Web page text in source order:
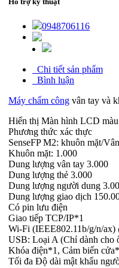
0948706116
Chi tiết sản phẩm
Bình luận
Máy chấm công vân tay và
Hiển thị Màn hình LCD
Phương thức xác thực
SenseFP M2: khuôn mặt/
Khuôn mặt: 1.000
Dung lượng vân tay 3.000
Dung lượng thẻ 3.000
Dung lượng người dung
Dung lượng giao dịch
Có pin lưu điện
Giao tiếp TCP/IP*1
Wi-Fi (IEEE802.11b/g/n/ax)
USB: Loại A (Chỉ dành cho
Khóa điện*1, Cảm biến
Tối đa Độ dài mật khẩu